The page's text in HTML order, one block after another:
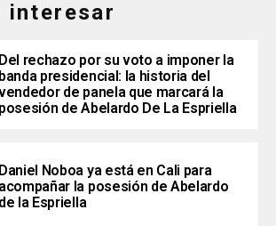
interesar
Del rechazo por su voto a imponer la
banda presidencial: la historia del
de panela que marcará la
posesión de Abelardo De La Espriella
Daniel Noboa ya está en Cali para
acompañar la posesión de Abelardo
de la Espriella